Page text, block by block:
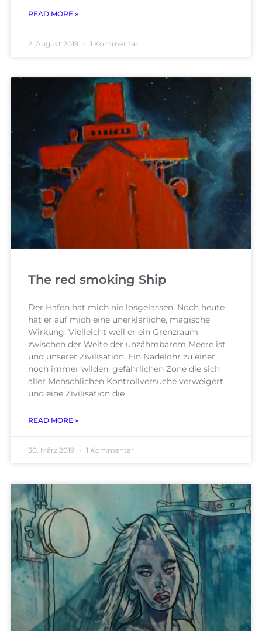
READ MORE »
2. August 2019 1 Kommentar
The red smoking Ship
Der Hafen hat mich nie losgelassen. Noch heute
hat er auf mich eine unerklärliche, magische
Wirkung. Vielleicht weil er ein Grenzraum
zwischen der Weite der unzähmbarem Meere ist
und unserer Zivilisation. Ein Nadelöhr zu einer
noch immer wilden, gefährlichen Zone die sich
aller Menschlichen Kontrollversuche verweigert
und eine Zivilisation die
READ MORE »
30. März 2019 1 Kommentar